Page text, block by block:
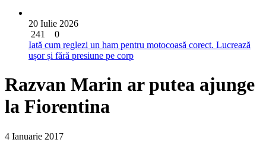
20 Iulie 2026
241
0
Iată cum reglezi un ham pentru motocoasă corect. Lucrează
ușor și fără presiune pe corp
Razvan Marin ar putea ajunge
la Fiorentina
4 Ianuarie 2017